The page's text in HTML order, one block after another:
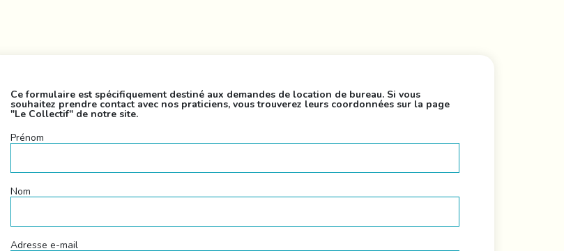
Ce formulaire est spécifiquement destiné aux demandes de location de bureau. Si vous
souhaitez prendre contact avec nos praticiens, vous trouverez leurs coordonnées sur la page
"Le Collectif" de notre site.
Prénom
Nom
Adresse e-mail